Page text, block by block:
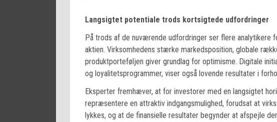
Langsigtet potentiale trods kortsigtede udfordringer
På trods af de nuværende udfordringer ser flere analytikere
aktien. Virksomhedens stærke markedsposition, globale
produktporteføljen giver grundlag for optimisme. Digitale
og loyalitetsprogrammer, viser også lovende resultater i
Eksperter fremhæver, at for investorer med en langsigtet
repræsentere en attraktiv indgangsmulighed, forudsat at
lykkes, og at de finansielle resultater begynder at afspejle